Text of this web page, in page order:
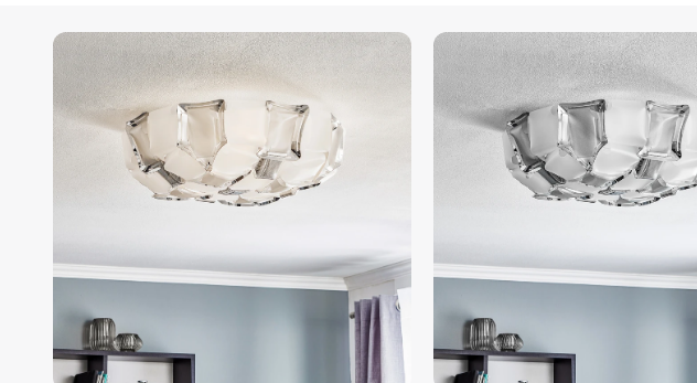
Gå
slutten
bildegalleri